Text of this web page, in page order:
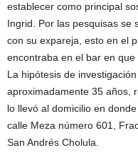
establecer como principal
Ingrid. Por las pesquisas se
con su expareja, esto en el
encontraba en el bar en que
La hipótesis de
aproximadamente 35 años,
lo llevó al domicilio en
calle Meza número 601,
San Andrés Cholula.